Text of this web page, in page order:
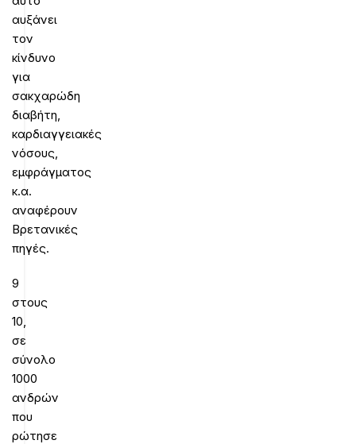
αυξάνει
τον
κίνδυνο
για
σακχαρώδη
διαβήτη,
καρδιαγγειακές
νόσους,
εμφράγματος
κ.α.
αναφέρουν
Βρετανικές
πηγές.
9
στους
10,
σε
σύνολο
1000
ανδρών
που
ρώτησε